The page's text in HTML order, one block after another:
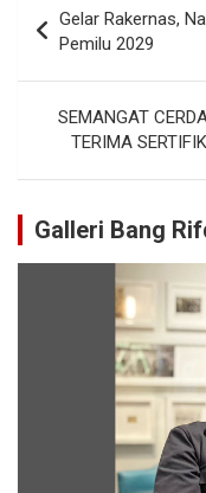
Gelar Rakernas,
Pemilu 2029
SEMANGAT
TERIMA
Galleri Bang